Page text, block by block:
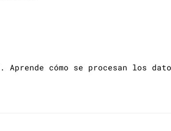
Aprende cómo se procesan los